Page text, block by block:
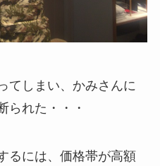
てしまい、かみさんに
られた・・・
るには、価格帯が高額